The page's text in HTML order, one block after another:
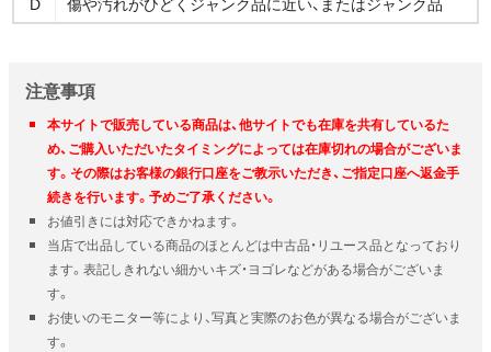
注意事項
本サイトで販売している商品は、他サイトでも在庫を共有しているた
め、ご購入いただいたタイミングによっては在庫切れの場合がございま
す。その際はお客様の銀行口座をご教示いただき、ご指定口座へ返金手
続きを行います。予めご了承ください。
お値引きには対応できかねます。
当店で出品している商品のほとんどは中古品・リユース品となっており
ます。表記しきれない細かいキズ・ヨゴレなどがある場合がございま
す。
お使いのモニター等により、写真と実際のお色が異なる場合がございま
す。